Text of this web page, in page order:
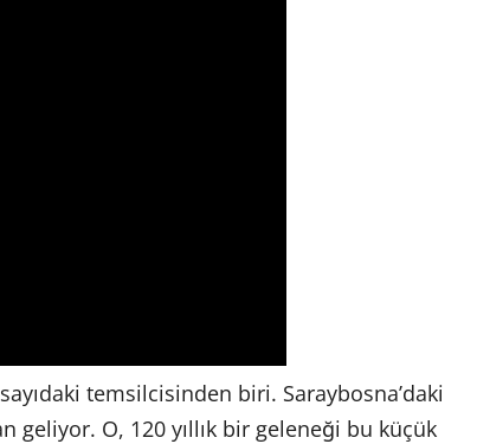
temsilcisinden biri. Saraybosna’daki
geliyor. O, 120 yıllık bir geleneği bu küçük